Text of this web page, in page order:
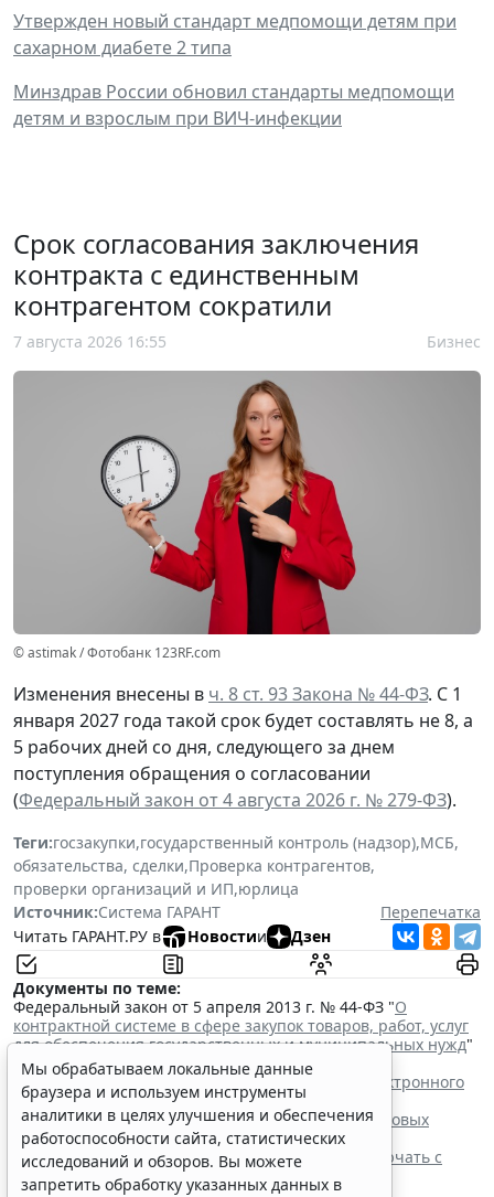
Утвержден новый стандарт медпомощи детям при
сахарном диабете 2 типа
Минздрав России обновил стандарты медпомощи
детям и взрослым при ВИЧ-инфекции
Срок согласования заключения
контракта с единственным
контрагентом сократили
7 августа 2026 16:55 Бизнес
© astimak / Фотобанк 123RF.com
Изменения внесены в ч. 8 ст. 93 Закона № 44-ФЗ. С 1
января 2027 года такой срок будет составлять не 8, а
5 рабочих дней со дня, следующего за днем
поступления обращения о согласовании
(Федеральный закон от 4 августа 2026 г. № 279-ФЗ).
Теги:госзакупки,государственный контроль (надзор),МСБ,
обязательства, сделки,Проверка контрагентов,
проверки организаций и ИП,юрлица
Источник:Система ГАРАНТ
Перепечатка
Читать ГАРАНТ.РУ в
Новостии Дзен
Документы по теме:
Федеральный закон от 5 апреля 2013 г. № 44-ФЗ "О
контрактной системе в сфере закупок товаров, работ, услуг
для обеспечения государственных и муниципальных нужд"
Читайте также:
Процедуру заключения контракта по итогам электронного
запроса котировок уточнят
ФАС России рассказала об особенностях внеплановых
проверок заказчиков по 44-ФЗ
Контракты по однородным товарам можно заключать с
одним и тем же едпоставщиком
Мы обрабатываем локальные данные
браузера и используем инструменты
аналитики в целях улучшения и обеспечения
работоспособности сайта, статистических
исследований и обзоров. Вы можете
запретить обработку указанных данных в